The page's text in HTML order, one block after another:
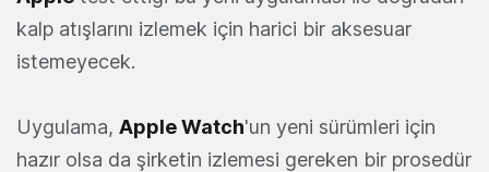
kalp atışlarını izlemek için harici bir aksesuar
istemeyecek.
Uygulama, Apple Watch'un yeni sürümleri için
hazır olsa da şirketin izlemesi gereken bir prosedür